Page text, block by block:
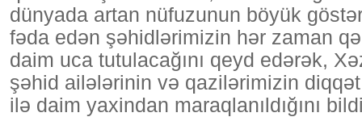
dünyada artan nüfuzunun böyük
fəda edən şəhidlərimizin hər zaman
daim uca tutulacağını qeyd edərək,
şəhid ailələrinin və qazilərimizin
ilə daim yaxindan maraqlanıldığını